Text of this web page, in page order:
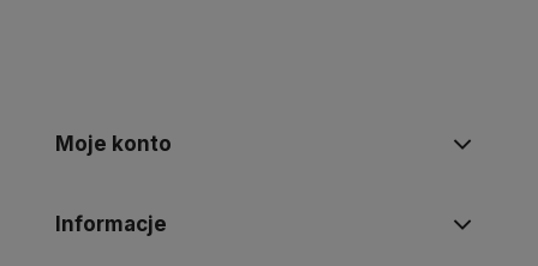
Moje konto
Informacje